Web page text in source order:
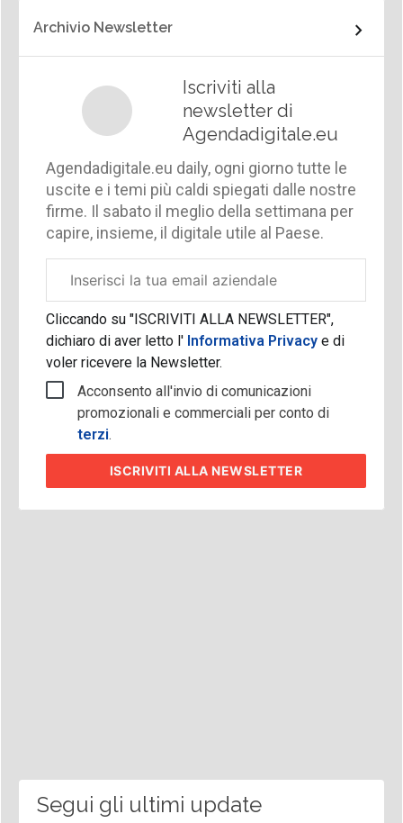
Archivio Newsletter
Iscriviti alla
newsletter di
Agendadigitale.eu
Agendadigitale.eu daily, ogni giorno tutte le
uscite e i temi più caldi spiegati dalle nostre
firme. Il sabato il meglio della settimana per
capire, insieme, il digitale utile al Paese.
aziendale
Cliccando su "ISCRIVITI ALLA NEWSLETTER",
dichiaro di aver letto l'Informativa Privacy e di
voler ricevere la Newsletter.
Acconsento all'invio di comunicazioni
promozionali e commerciali per conto di
terzi.
ISCRIVITI ALLA NEWSLETTER
Segui gli ultimi update